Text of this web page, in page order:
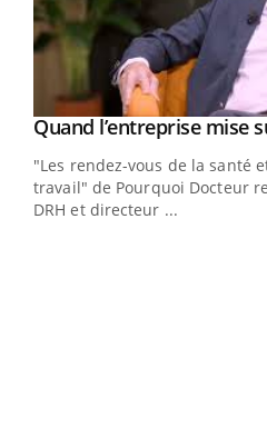
Youtube
Quand l’entreprise mise
"Les rendez-vous de la santé
travail" de Pourquoi Docteur
DRH et directeur ...